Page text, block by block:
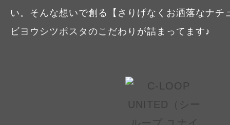
い。そんな想いで創る【さりげなくお洒落なナチ
ビヨウシツポスタのこだわりが詰まってます♪